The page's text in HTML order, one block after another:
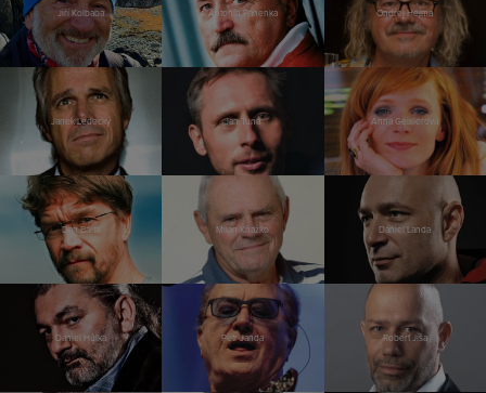
Jiří Kolbaba Antonín Panenka Ondřej Hejma
Janek Ledecký Jan Tuna Anna Geislerová
Dan Bárta Milan Kňažko Daniel Landa
Daniel Hůlka Petr Janda Robert Jíša